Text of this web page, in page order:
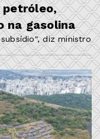
petróleo,
na gasolina
diz ministro